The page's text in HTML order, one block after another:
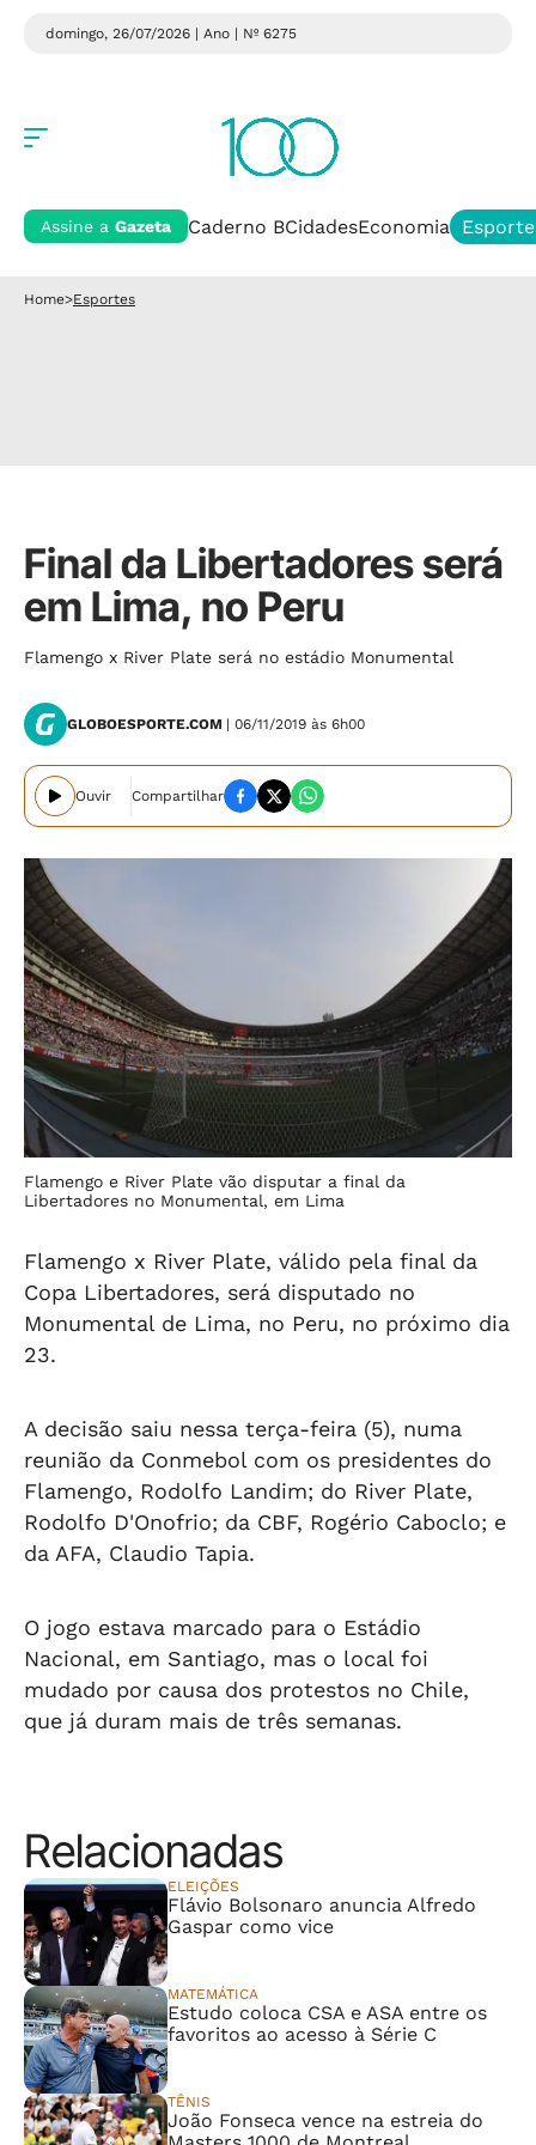
domingo, 26/07/2026 | Ano | Nº 6275
Assine a Gazeta Caderno BCidadesEconomia
Home>Esportes
Final da Libertadores será
em Lima, no Peru
Flamengo x River Plate será no estádio Monumental
GLOBOESPORTE.COM | 06/11/2019 às 6h00
Ouvir Compartilhar
Flamengo e River Plate vão disputar a final da
Libertadores no Monumental, em Lima
Flamengo x River Plate, válido pela final da
Copa Libertadores, será disputado no
Monumental de Lima, no Peru, no próximo dia
23.
A decisão saiu nessa terça-feira (5), numa
reunião da Conmebol com os presidentes do
Flamengo, Rodolfo Landim; do River Plate,
Rodolfo D'Onofrio; da CBF, Rogério Caboclo; e
da AFA, Claudio Tapia.
O jogo estava marcado para o Estádio
Nacional, em Santiago, mas o local foi
mudado por causa dos protestos no Chile,
que já duram mais de três semanas.
Relacionadas
ELEIÇÕES
Flávio Bolsonaro anuncia Alfredo
Gaspar como vice
MATEMÁTICA
Estudo coloca CSA e ASA entre os
favoritos ao acesso à Série C
TÊNIS
João Fonseca vence na estreia do